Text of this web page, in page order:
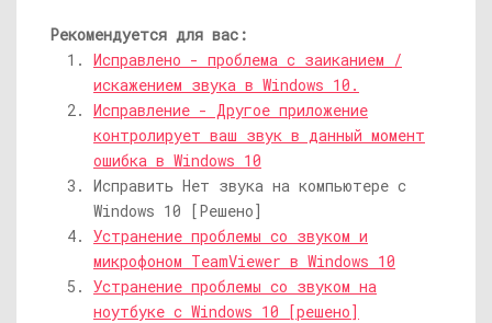
Рекомендуется для вас:
Исправлено - проблема с заиканием /
искажением звука в Windows 10.
Исправление - Другое приложение
контролирует ваш звук в данный момент
ошибка в Windows 10
Исправить Нет звука на компьютере с
Windows 10 [Решено]
Устранение проблемы со звуком и
микрофоном TeamViewer в Windows 10
Устранение проблемы со звуком на
ноутбуке с Windows 10 [решено]